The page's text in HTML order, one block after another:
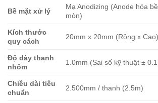
Bề mặt xử lý
Mạ Anodizing (Anode hóa
mòn)
Kích thước
quy cách
20mm x 20mm (Rộng x Cao)
Độ dày thanh
nhôm
1.0mm (Sai số kỹ thuật ±
Chiều dài tiêu
chuẩn
2.500mm / thanh (2.5m)